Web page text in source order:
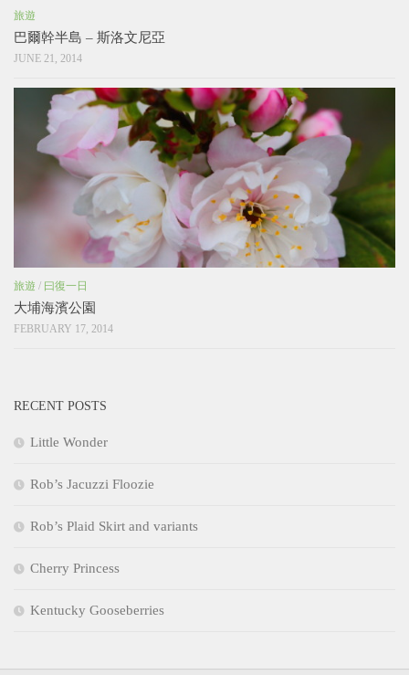
旅遊
巴爾幹半島 – 斯洛文尼亞
JUNE 21, 2014
旅遊 / 曰復一日
大埔海濱公園
FEBRUARY 17, 2014
RECENT POSTS
Little Wonder
Rob’s Jacuzzi Floozie
Rob’s Plaid Skirt and variants
Cherry Princess
Kentucky Gooseberries